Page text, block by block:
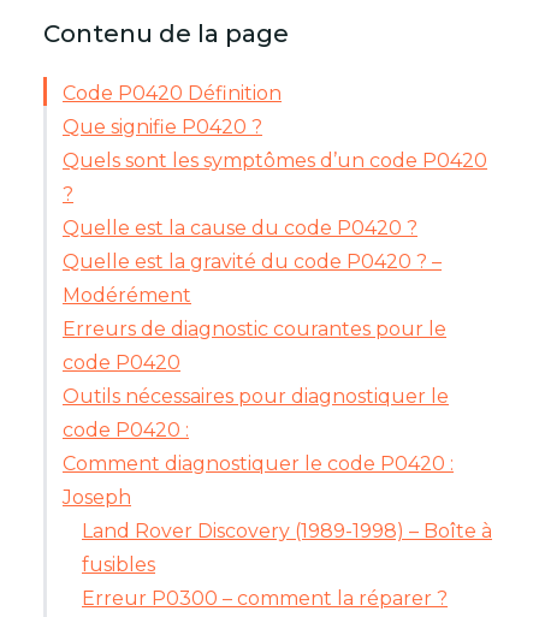
Contenu de la page
Code P0420 Définition
Que signifie P0420 ?
Quels sont les symptômes d’un code P0420
?
Quelle est la cause du code P0420 ?
Quelle est la gravité du code P0420 ? –
Modérément
Erreurs de diagnostic courantes pour le
code P0420
Outils nécessaires pour diagnostiquer le
code P0420 :
Comment diagnostiquer le code P0420 :
Joseph
Land Rover Discovery (1989-1998) – Boîte à
fusibles
Erreur P0300 – comment la réparer ?